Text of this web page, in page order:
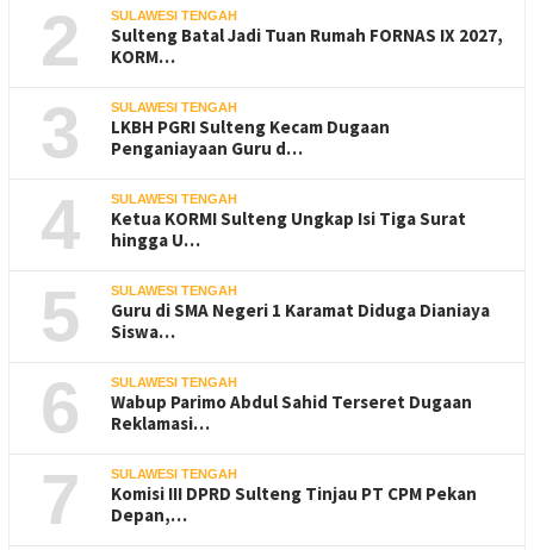
2 SULAWESI TENGAH
Sulteng Batal Jadi Tuan Rumah FORNAS IX 2027,
KORM…
3 SULAWESI TENGAH
LKBH PGRI Sulteng Kecam Dugaan
Penganiayaan Guru d…
4 SULAWESI TENGAH
Ketua KORMI Sulteng Ungkap Isi Tiga Surat
hingga U…
5 SULAWESI TENGAH
Guru di SMA Negeri 1 Karamat Diduga Dianiaya
Siswa…
6 SULAWESI TENGAH
Wabup Parimo Abdul Sahid Terseret Dugaan
Reklamasi…
7 SULAWESI TENGAH
Komisi III DPRD Sulteng Tinjau PT CPM Pekan
Depan,…